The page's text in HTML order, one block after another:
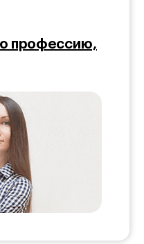
профессию,